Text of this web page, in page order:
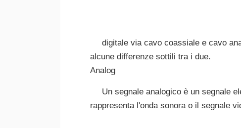
digitale via cavo coassiale e cavo
alcune differenze sottili tra i due.
Analog
Un segnale analogico è un segnale
rappresenta l'onda sonora o il segnale